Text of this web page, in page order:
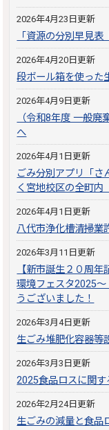
2026年4月23日更新
「資源の分別早見
2026年4月20日更新
段ボール箱を使った
2026年4月9日更新
（令和8年度 一般
へ
2026年4月1日更新
ごみ分別アプリ「
く宮地校区の全町
2026年4月1日更新
八代市浄化槽清掃業
2026年3月11日更新
【新市誕生２０周
環境フェスタ2025
うございました！
2026年3月4日更新
生ごみ堆肥化容器等
2026年3月3日更新
2025食品ロスに関
2026年2月24日更新
生ごみの減量と食品